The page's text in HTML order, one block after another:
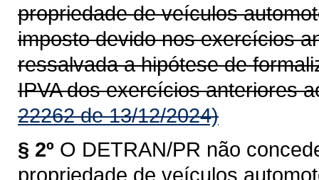
propriedade de veículos
imposto devido nos exercícios
ressalvada a hipótese de
IPVA dos exercícios anteriores
22262 de 13/12/2024)
§ 2º O DETRAN/PR não
propriedade de veículos